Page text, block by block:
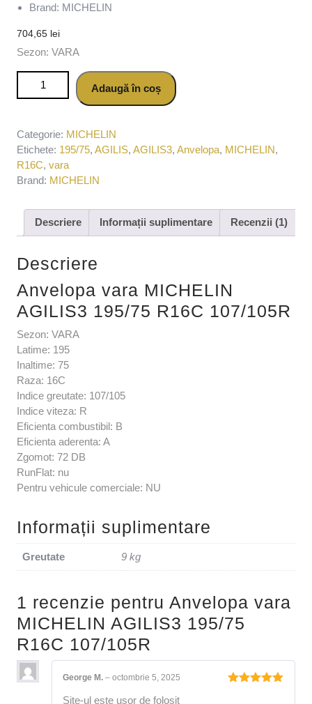
Brand: MICHELIN
704,65 lei
Sezon: VARA
Cantitate Anvelopa vara MICHELIN AGILIS3 195/75 R16C
Adaugă în coș
Categorie: MICHELIN
Etichete: 195/75, AGILIS, AGILIS3, Anvelopa, MICHELIN,
R16C, vara
Brand: MICHELIN
Descriere Informații suplimentare Recenzii (1)
Descriere
Anvelopa vara MICHELIN
AGILIS3 195/75 R16C 107/105R
Sezon: VARA
Latime: 195
Inaltime: 75
Raza: 16C
Indice greutate: 107/105
Indice viteza: R
Eficienta combustibil: B
Eficienta aderenta: A
Zgomot: 72 DB
RunFlat: nu
Pentru vehicule comerciale: NU
Informații suplimentare
Greutate 9 kg
1 recenzie pentru Anvelopa vara
MICHELIN AGILIS3 195/75
R16C 107/105R
George M. – octombrie 5, 2025
Site-ul este ușor de folosit